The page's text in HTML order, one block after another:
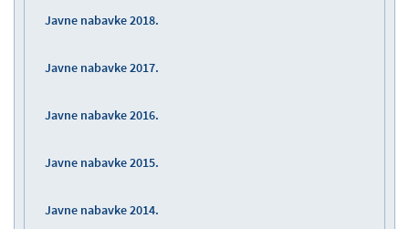
Javne nabavke 2018.
Javne nabavke 2017.
Javne nabavke 2016.
Javne nabavke 2015.
Javne nabavke 2014.